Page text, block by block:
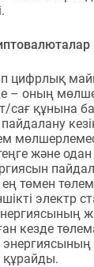
цифрлық
– оның
сағ құнына
және
ең төмен
электр
кезде
құрайды.